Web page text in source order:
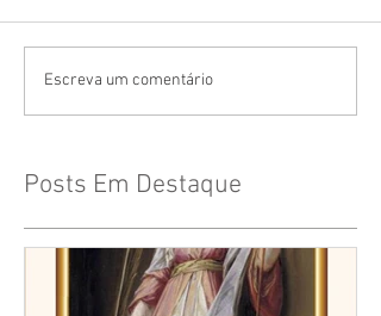
Escreva um comentário
Posts Em Destaque